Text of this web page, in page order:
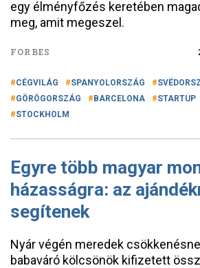
egy élményfőzés keretében
meg, amit megeszel.
FORBES
CÉGVILÁG SPANYOLORSZÁG
GÖRÖGORSZÁG
BARCELONA STARTUP
STOCKHOLM
Egyre több magyar
házasságra: az
segítenek
Nyár végén meredek
babaváró kölcsönök kifizetett